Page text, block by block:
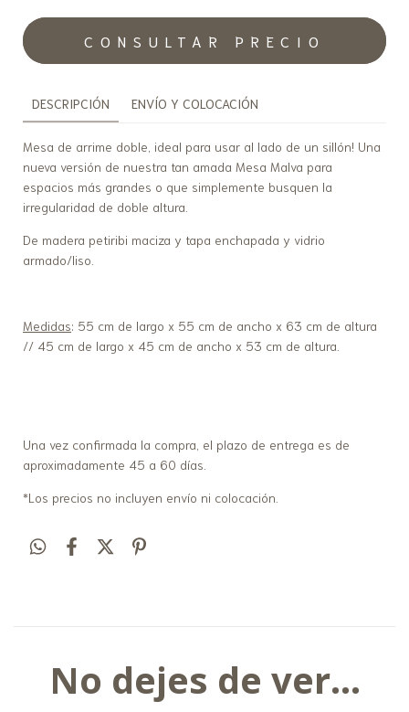
DESCRIPCIÓN ENVÍO Y COLOCACIÓN
Mesa de arrime doble, ideal para usar al lado de un sillón! Una
nueva versión de nuestra tan amada Mesa Malva para
espacios más grandes o que simplemente busquen la
irregularidad de doble altura.
De madera petiribi maciza y tapa enchapada y vidrio
armado/liso.
Medidas: 55 cm de largo x 55 cm de ancho x 63 cm de altura
// 45 cm de largo x 45 cm de ancho x 53 cm de altura.
Una vez confirmada la compra, el plazo de entrega es de
aproximadamente 45 a 60 días.
*Los precios no incluyen envío ni colocación.
No dejes de ver...